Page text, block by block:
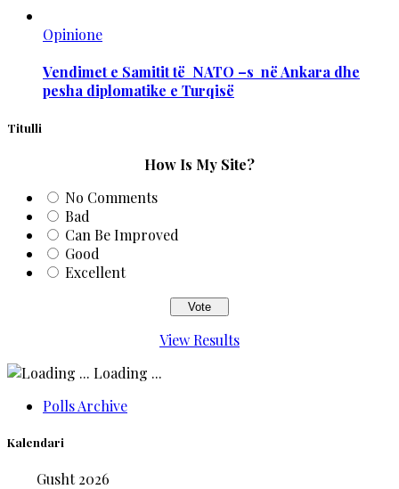
Opinione
Vendimet e Samitit të NATO –s në Ankara dhe
pesha diplomatike e Turqisë
Titulli
How Is My Site?
No Comments
Bad
Can Be Improved
Good
Excellent
View Results
Loading ...
Polls Archive
Kalendari
Gusht 2026